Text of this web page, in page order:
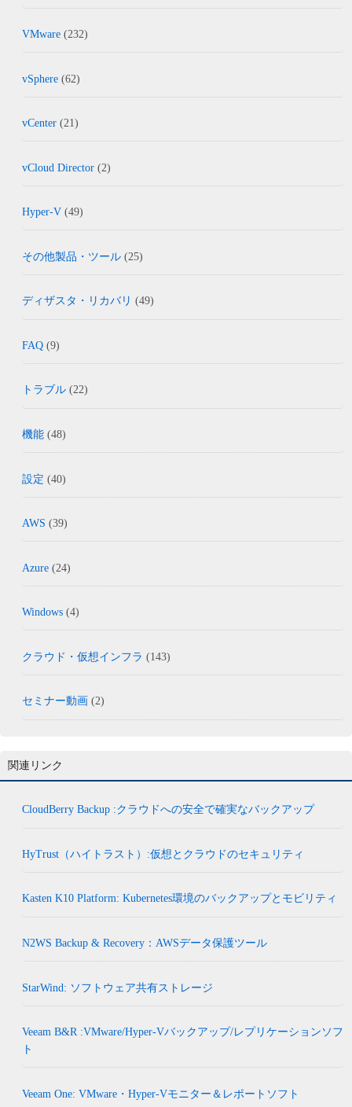
VMware (232)
vSphere (62)
vCenter (21)
vCloud Director (2)
Hyper-V (49)
その他製品・ツール (25)
ディザスタ・リカバリ (49)
FAQ (9)
トラブル (22)
機能 (48)
設定 (40)
AWS (39)
Azure (24)
Windows (4)
クラウド・仮想インフラ (143)
セミナー動画 (2)
関連リンク
CloudBerry Backup :クラウドへの安全で確実なバックアップ
HyTrust（ハイトラスト）:仮想とクラウドのセキュリティ
Kasten K10 Platform: Kubernetes環境のバックアップとモビリティ
N2WS Backup & Recovery：AWSデータ保護ツール
StarWind: ソフトウェア共有ストレージ
Veeam B&R :VMware/Hyper-Vバックアップ/レプリケーションソフ
ト
Veeam One: VMware・Hyper-Vモニター＆レポートソフト